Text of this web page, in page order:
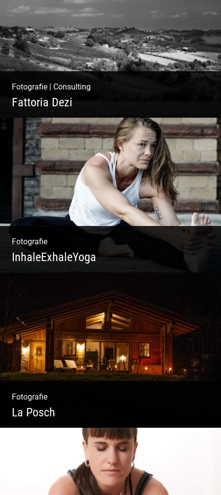
Fotografie | Consulting
Fattoria Dezi
Konzeption & Gestaltung |
Übersetzung & Medien | Fotografie &
Texting | Feine Weine
Fotografie
InhaleExhaleYoga
Crossover Stil | Körper & Geist
Fotografie
La Posch
Kuschelige Chalets | Traumhaftes Tirol |
Luxuriöse Auszeit | Alpiner Lifestyle